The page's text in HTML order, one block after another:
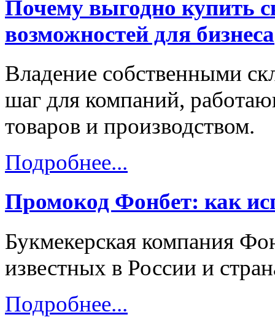
Почему выгодно купить
возможностей для бизнеса
Владение собственными
шаг для компаний,
товаров и производством.
Подробнее...
Промокод Фонбет: как
Букмекерская компания
известных в России и
Подробнее...